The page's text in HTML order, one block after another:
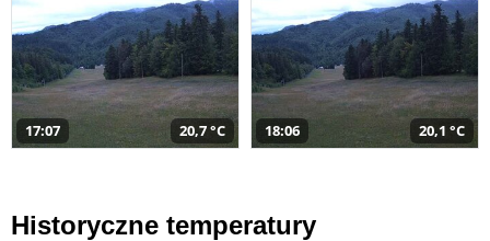
17:07 20,7 °C 18:06 20,1 °C
Historyczne temperatury